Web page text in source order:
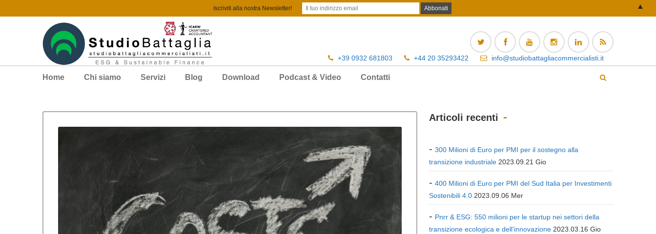
+39 0932 681803 +44 20 35293422 info@studiobattagliacommercialisti.it
Home Chi siamo Servizi Blog Download Podcast & Video Contatti
Articoli recenti
300 Milioni di Euro per PMI per il sostegno alla
transizione industriale 2023.09.21 Gio
400 Milioni di Euro per PMI del Sud Italia per Investimenti
Sostenibili 4.0 2023.09.06 Mer
Pnrr & ESG: 550 milioni per le startup nei settori della
transizione ecologica e dell’innovazione 2023.03.16 Gio
Iscriviti alla nostra Newsletter! ▲